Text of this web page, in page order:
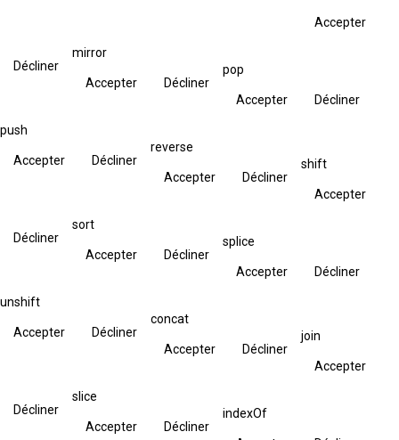
Accepter
Décliner
mirror
Accepter Décliner
pop
Accepter Décliner
push
Accepter Décliner
reverse
Accepter Décliner
shift
Accepter
Décliner
sort
Accepter Décliner
splice
Accepter Décliner
unshift
Accepter Décliner
concat
Accepter Décliner
join
Accepter
Décliner
slice
Accepter Décliner
indexOf